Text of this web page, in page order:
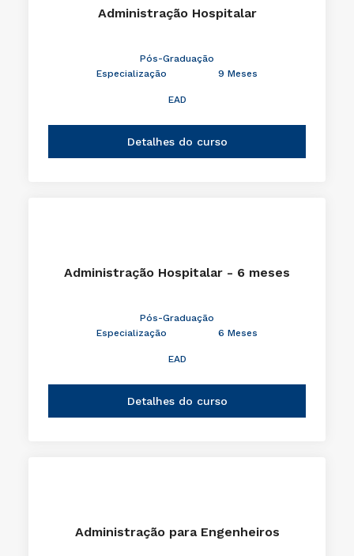
Administração Hospitalar
Pós-Graduação
Especialização
9 Meses
EAD
Detalhes do curso
Administração Hospitalar - 6 meses
Pós-Graduação
Especialização
6 Meses
EAD
Detalhes do curso
Administração para Engenheiros